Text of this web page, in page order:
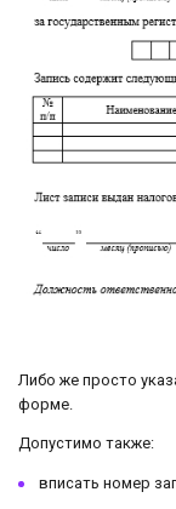
Либо же просто
форме.
Допустимо также:
вписать номер